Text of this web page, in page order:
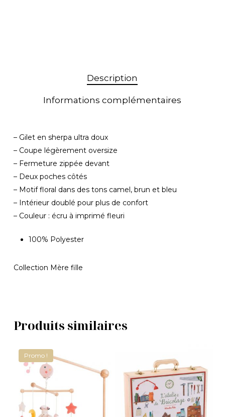
Votre panier est vide.
Description
Informations complémentaires
– Gilet en sherpa ultra doux
– Coupe légèrement oversize
– Fermeture zippée devant
– Deux poches côtés
– Motif floral dans des tons camel, brun et bleu
– Intérieur doublé pour plus de confort
– Couleur : écru à imprimé fleuri
100% Polyester
Collection Mère fille
Produits similaires
Promo !